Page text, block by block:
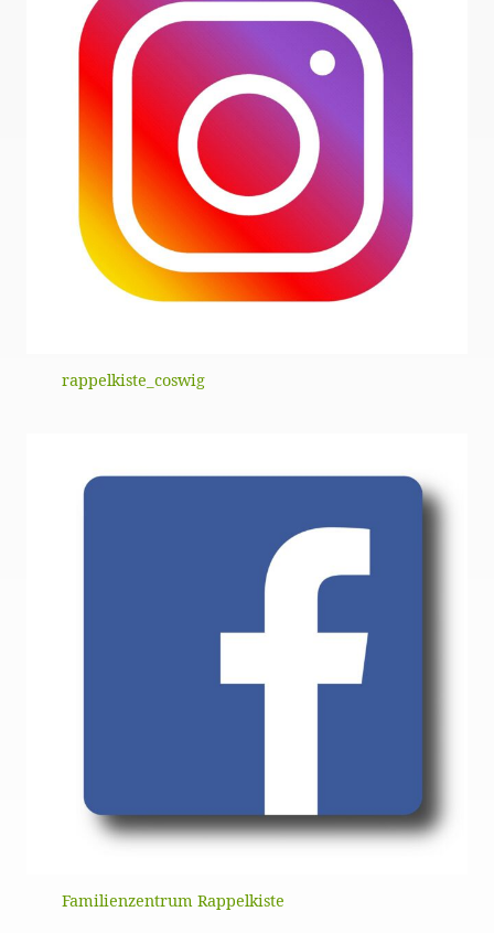
rappelkiste_coswig
Familienzentrum Rappelkiste